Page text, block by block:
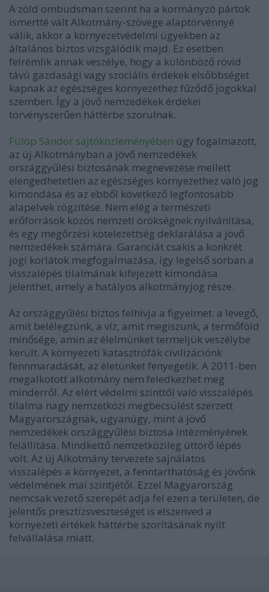
A zöld ombudsman szerint ha a kormányzó pártok
ismertté vált Alkotmány-szövege alaptörvénnyé
válik, akkor a környezetvédelmi ügyekben az
általános biztos vizsgálódik majd. Ez esetben
felrémlik annak veszélye, hogy a különböző rövid
távú gazdasági vagy szociális érdekek elsőbbséget
kapnak az egészséges környezethez fűződő jogokkal
szemben. Így a jövő nemzedékek érdekei
törvényszerűen háttérbe szorulnak.
Fülöp Sándor sajtóközleményében úgy fogalmazott,
az új Alkotmányban a jövő nemzedékek
országgyűlési biztosának megnevezése mellett
elengedhetetlen az egészséges környezethez való jog
kimondása és az ebből következő legfontosabb
alapelvek rögzítése. Nem elég a természeti
erőforrások közös nemzeti örökségnek nyilvánítása,
és egy megőrzési kötelezettség deklarálása a jövő
nemzedékek számára. Garanciát csakis a konkrét
jogi korlátok megfogalmazása, így legelső sorban a
visszalépés tilalmának kifejezett kimondása
jelenthet, amely a hatályos alkotmányjog része.
Az országgyűlési biztos felhívja a figyelmet: a levegő,
amit belélegzünk, a víz, amit megiszunk, a termőföld
minősége, amin az élelmünket termeljük veszélybe
került. A környezeti katasztrófák civilizációnk
fennmaradását, az életünket fenyegetik. A 2011-ben
megalkotott alkotmány nem feledkezhet meg
minderről. Az elért védelmi szinttől való visszalépés
tilalma nagy nemzetközi megbecsülést szerzett
Magyarországnak, ugyanúgy, mint a jövő
nemzedékek országgyűlési biztosa intézményének
felállítása. Mindkettő nemzetközileg úttörő lépés
volt. Az új Alkotmány tervezete sajnálatos
visszalépés a környezet, a fenntarthatóság és jövőnk
védelmének mai szintjétől. Ezzel Magyarország
nemcsak vezető szerepét adja fel ezen a területen, de
jelentős presztízsveszteséget is elszenved a
környezeti értékek háttérbe szorításának nyílt
felvállalása miatt.